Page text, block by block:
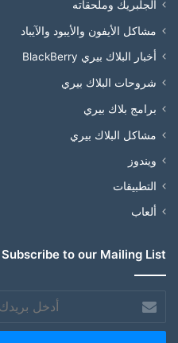
الجلبريك وملحقاته
مشاكل الأيفون والأيبود والآيباد
أخبار البلاك بيري BlackBerry
شروحات البلاك بيري
برامج بلاك بيري
مشاكل البلاك بيري
ويندوز
التطبيقات
ألعاب
Subscribe to our Mailing List
بريدك
الإلكتروني